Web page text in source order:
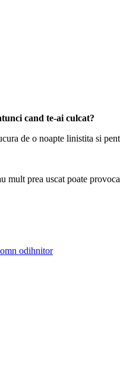
cand te-ai culcat?
de o noapte linistita si
mult prea uscat poate
odihnitor